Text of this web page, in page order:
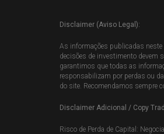
Disclaimer (Aviso Legal):
As informações publicadas neste
decisões de investimento devem
garantimos que todas as
responsabilizam por perdas ou
do site. Recomendamos sempre
Disclaimer Adicional / Copy
Risco de Perda de Capital: